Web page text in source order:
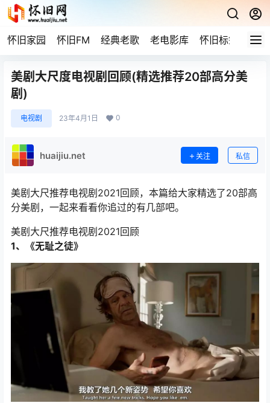
怀旧家园 怀旧FM 经典老歌 老电影库 怀旧标签 网
美剧大尺度电视剧回顾(精选推荐20部高分美
剧)
电视剧 23年4月1日 0
huaijiu.net 关注 私信
美剧大尺推荐电视剧2021回顾，本篇给大家精选了20部高
分美剧，一起来看看你追过的有几部吧。
美剧大尺推荐电视剧2021回顾
1、《无耻之徒》